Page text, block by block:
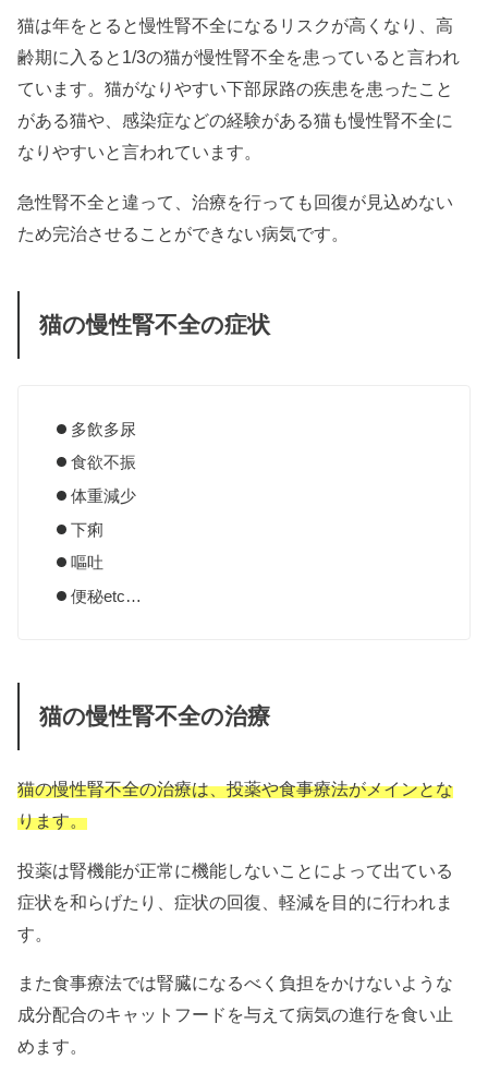
猫は年をとると慢性腎不全になるリスクが高くなり、高
齢期に入ると1/3の猫が慢性腎不全を患っていると言われ
ています。猫がなりやすい下部尿路の疾患を患ったこと
がある猫や、感染症などの経験がある猫も慢性腎不全に
なりやすいと言われています。
急性腎不全と違って、治療を行っても回復が見込めない
ため完治させることができない病気です。
猫の慢性腎不全の症状
多飲多尿
食欲不振
体重減少
下痢
嘔吐
便秘etc…
猫の慢性腎不全の治療
猫の慢性腎不全の治療は、投薬や食事療法がメインとな
ります。
投薬は腎機能が正常に機能しないことによって出ている
症状を和らげたり、症状の回復、軽減を目的に行われま
す。
また食事療法では腎臓になるべく負担をかけないような
成分配合のキャットフードを与えて病気の進行を食い止
めます。